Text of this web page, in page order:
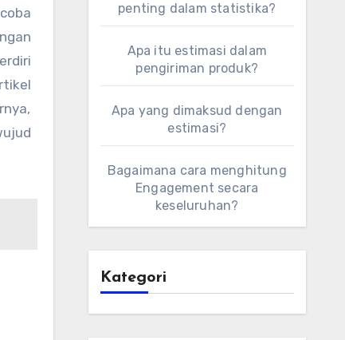
penting dalam statistika?
Apa itu estimasi dalam
pengiriman produk?
Apa yang dimaksud dengan
estimasi?
Bagaimana cara menghitung
Engagement secara
keseluruhan?
Kategori